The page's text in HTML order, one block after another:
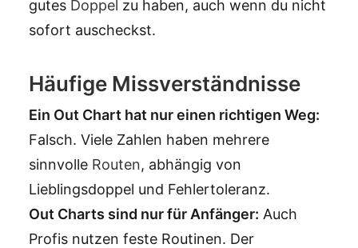
gutes Doppel zu haben, auch wenn du nicht
sofort auscheckst.
Häufige Missverständnisse
Ein Out Chart hat nur einen richtigen Weg:
Falsch. Viele Zahlen haben mehrere
sinnvolle Routen, abhängig von
Lieblingsdoppel und Fehlertoleranz.
Out Charts sind nur für Anfänger: Auch
Profis nutzen feste Routinen. Der